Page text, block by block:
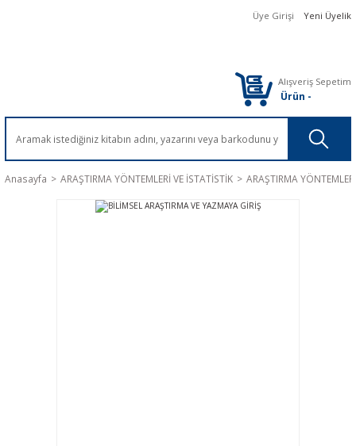
Üye Girişi Yeni Üyelik
Alışveriş Sepetim
Ürün -
Anasayfa ARAŞTIRMA YÖNTEMLERİ VE İSTATİSTİK ARAŞTIRMA YÖNTEMLERİ